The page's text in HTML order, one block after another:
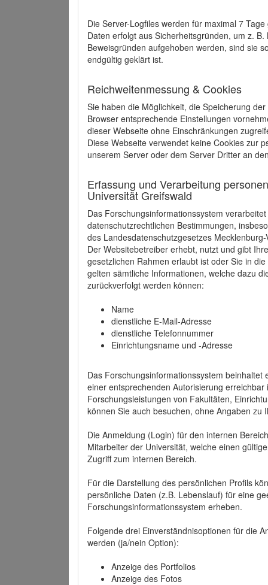
Die Server-Logfiles werden für maximal 7
Daten erfolgt aus Sicherheitsgründen, um z.
Beweisgründen aufgehoben werden, sind sie
endgültig geklärt ist.
Reichweitenmessung & Cookies
Sie haben die Möglichkeit, die Speicherung
Browser entsprechende Einstellungen
dieser Webseite ohne Einschränkungen
Diese Webseite verwendet keine Cookies zur
unserem Server oder dem Server Dritter an
Erfassung und Verarbeitung
Universität Greifswald
Das Forschungsinformationssystem
datenschutzrechtlichen Bestimmungen,
des Landesdatenschutzgesetzes
Der Websitebetreiber erhebt, nutzt und gibt
gesetzlichen Rahmen erlaubt ist oder Sie in
gelten sämtliche Informationen, welche dazu
zurückverfolgt werden können:
Name
dienstliche E-Mail-Adresse
dienstliche Telefonnummer
Einrichtungsname und -Adresse
Das Forschungsinformationssystem beinhaltet
einer entsprechenden Autorisierung
Forschungsleistungen von Fakultäten,
können Sie auch besuchen, ohne Angaben zu
Die Anmeldung (Login) für den internen
Mitarbeiter der Universität, welche einen
Zugriff zum internen Bereich.
Für die Darstellung des persönlichen Profils
persönliche Daten (z.B. Lebenslauf) für eine
Forschungsinformationssystem erheben.
Folgende drei Einverständnisoptionen für die
werden (ja/nein Option):
Anzeige des Portfolios
Anzeige des Fotos